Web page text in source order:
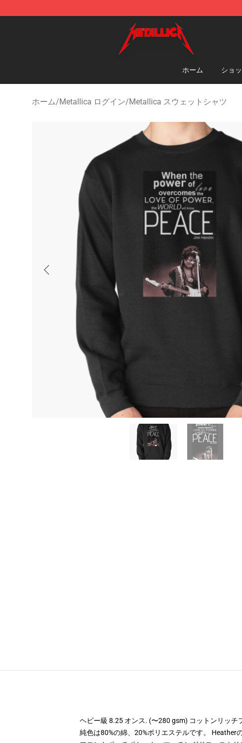
Metallica Store - Official Metallica Merchandise Shop
ホーム ショ
ホーム/Metallica ログイン/Metallica スウェットシャツ
ヘビー級 8.25 オンス. (〜280 gsm) コットンリッチ
純色は80%の綿、20%ポリエステルです。 Heather